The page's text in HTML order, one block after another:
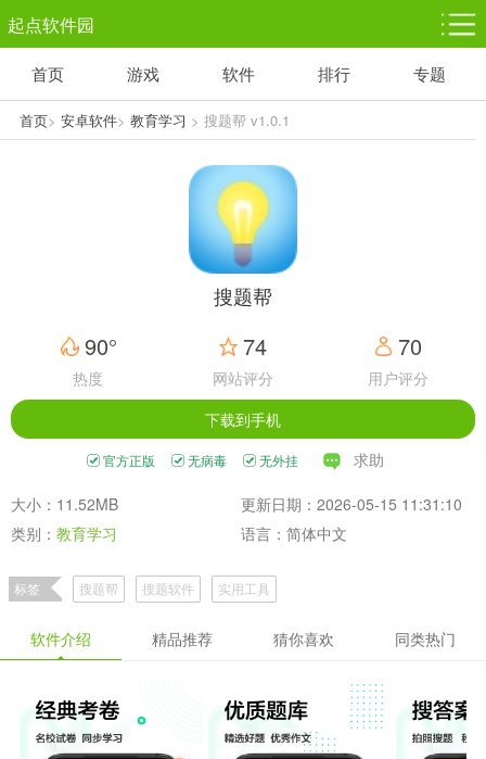
起点软件园
塔防游戏
1千+款游戏
休闲益智
1万+款游戏
体育竞技
5百+款游戏
赛车竞速
3百+款游戏
首页 游戏 软件 排行 专题
首页> 安卓软件> 教育学习 > 搜题帮 v1.0.1
搜题帮
90°
热度
74
网站评分
70
用户评分
下载到手机
官方正版 无病毒 无外挂 求助
大小：11.52MB
更新日期：2026-05-15 11:31:10
类别： 教育学习 语言：简体中文
标签 搜题帮 搜题软件 实用工具
软件介绍 精品推荐 猜你喜欢 同类热门